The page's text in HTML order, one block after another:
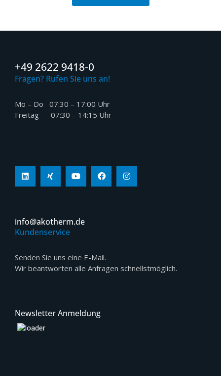
+49 2622 9418-0
Fragen? Rufen Sie uns an!
Mo – Do 07:30 – 17:00 Uhr
Freitag 07:30 – 14:15 Uhr
info@akotherm.de
Kundenservice
Senden Sie uns eine E-Mail.
Wir beantworten alle Anfragen schnellstmöglich.
Newsletter Anmeldung